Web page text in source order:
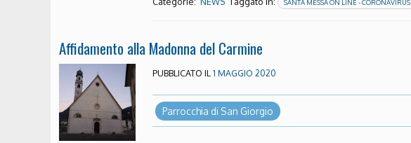
SANTA MESSA ON LINE - CORONAVIRUS
Affidamento alla Madonna del Carmine
PUBBLICATO IL1 MAGGIO 2020
Parrocchia di San Giorgio